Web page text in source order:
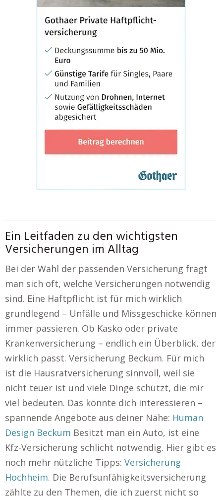
Ein Leitfaden zu den wichtigsten
Versicherungen im Alltag
Bei der Wahl der passenden Versicherung fragt
man sich oft, welche Versicherungen notwendig
sind. Eine Haftpflicht ist für mich wirklich
grundlegend – Unfälle und Missgeschicke können
immer passieren. Ob Kasko oder private
Krankenversicherung – endlich ein Überblick, der
wirklich passt. Versicherung Beckum. Für mich
ist die Hausratversicherung sinnvoll, weil sie
nicht teuer ist und viele Dinge schützt, die mir
viel bedeuten. Das könnte dich interessieren –
spannende Angebote aus deiner Nähe: Human
Design Beckum Besitzt man ein Auto, ist eine
Kfz-Versicherung schlicht notwendig. Hier gibt es
noch mehr nützliche Tipps: Versicherung
Hochheim. Die Berufsunfähigkeitsversicherung
zählte zu den Themen, die ich zuerst nicht so